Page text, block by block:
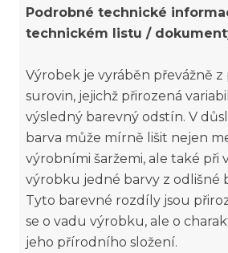
Podrobné technické
technickém listu /
Výrobek je vyráběn převážně
surovin, jejichž přirozená
výsledný barevný odstín. V
barva může mírně lišit nejen
výrobními šaržemi, ale také při
výrobku jedné barvy z odlišné
Tyto barevné rozdíly jsou
se o vadu výrobku, ale o
jeho přírodního složení.